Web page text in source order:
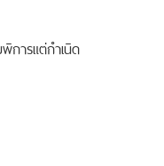
การแต่กำเนิด